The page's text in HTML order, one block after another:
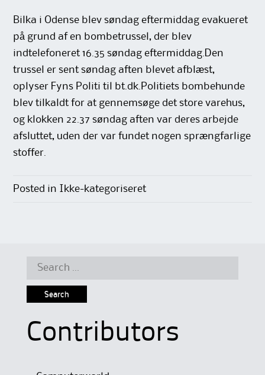
Bilka i Odense blev søndag eftermiddag evakueret
på grund af en bombetrussel, der blev
indtelefoneret 16.35 søndag eftermiddag.Den
trussel er sent søndag aften blevet afblæst,
oplyser Fyns Politi til bt.dk.Politiets bombehunde
blev tilkaldt for at gennemsøge det store varehus,
og klokken 22.37 søndag aften var deres arbejde
afsluttet, uden der var fundet nogen sprængfarlige
stoffer.
Posted in Ikke-kategoriseret
Search
Contributors